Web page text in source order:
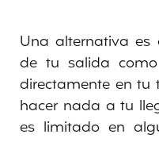
Una alternativa es
de tu salida
directamente en tu
hacer nada a tu
es limitado en